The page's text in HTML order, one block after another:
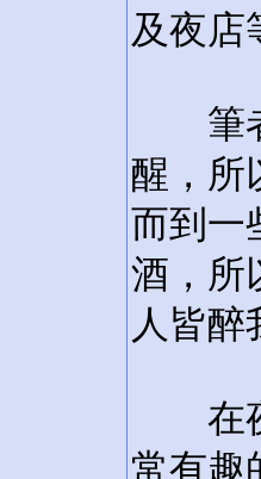
及夜店
筆者
醒，所
而到一
酒，所
人皆醉
在夜
常有趣